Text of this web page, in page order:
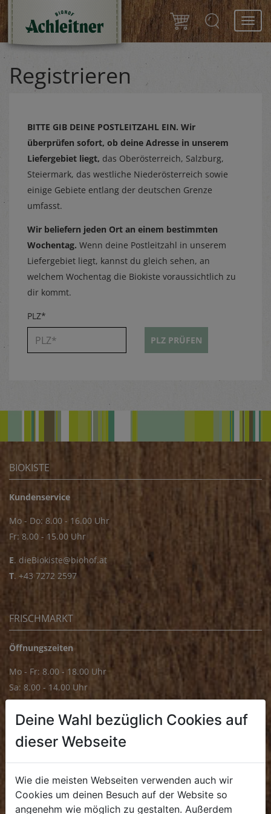
Registrieren
BITTE GIB DEINE POSTLEITZAHL EIN. Wir
überprüfen sofort, ob deine Adresse in unserem
Liefergebiet liegt, das Oberösterreich, Salzburg,
Steiermark, das westliche Niederösterreich sowie
einige Gebiete entlang der deutschen Grenze
umfasst.
Wir beliefern jeden Ort an einem bestimmten
Wochentag. Wenn deine Postleitzahl in unserem
Liefergebiet liegt, kannst du gleich sehen, an
welchem Wochentag die Biokiste voraussichtlich zu
dir kommt.
PLZ*
PLZ PRÜFEN
BIOKISTE
Kundenservice
Mo - Do: 8.00 - 16.00 Uhr
Fr: 8.00 - 15.00 Uhr
E. dieBiokiste@biohof.at
T. +43 7272 2597
FRISCHMARKT
Öffnungszeiten
Mo - Fr: 8.00 - 18.00 Uhr
Sa: 8.00 - 14.00 Uhr
Mo - Fr: 8.00 - 16.00 Uhr
. +43 7272 4859 70
Deine Wahl bezüglich Cookies auf
dieser Webseite
Wie die meisten Webseiten verwenden auch wir
Cookies um deinen Besuch auf der Website so
angenehm wie möglich zu gestalten. Außerdem